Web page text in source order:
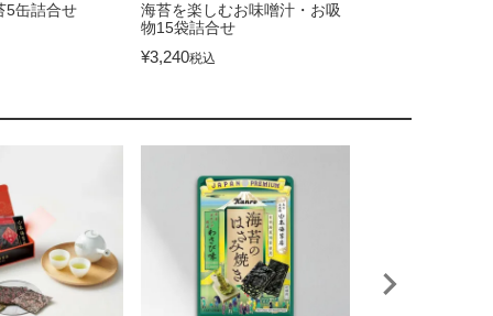
5缶詰合せ
海苔を楽しむお味噌汁・お吸
物15袋詰合せ
¥3,240税込